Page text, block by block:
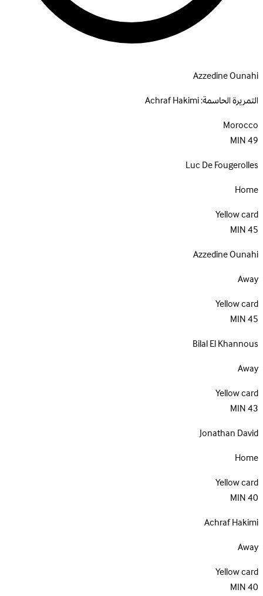
Azzedine Ounahi
التمريرة الحاسمة:Achraf Hakimi
Morocco
49
MIN
Luc De Fougerolles
Home
Yellow card
45
MIN
Azzedine Ounahi
Away
Yellow card
45
MIN
Bilal El Khannous
Away
Yellow card
43
MIN
Jonathan David
Home
Yellow card
40
MIN
Achraf Hakimi
Away
Yellow card
40
MIN